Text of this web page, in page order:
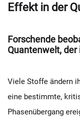
Effekt in der
Forschende
Quantenwelt,
Viele Stoffe ändern
eine bestimmte,
Phasenübergang